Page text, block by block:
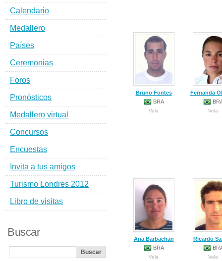
Bruno Fontes
BRA
Vela
Fernanda
Vela
Ana Barbachan
BRA
Vela
Ricardo
Vela
Calendario
Medallero
Países
Ceremonias
Foros
Pronósticos
Medallero virtual
Concursos
Encuestas
Invita a tus amigos
Turismo Londres 2012
Libro de visitas
Buscar